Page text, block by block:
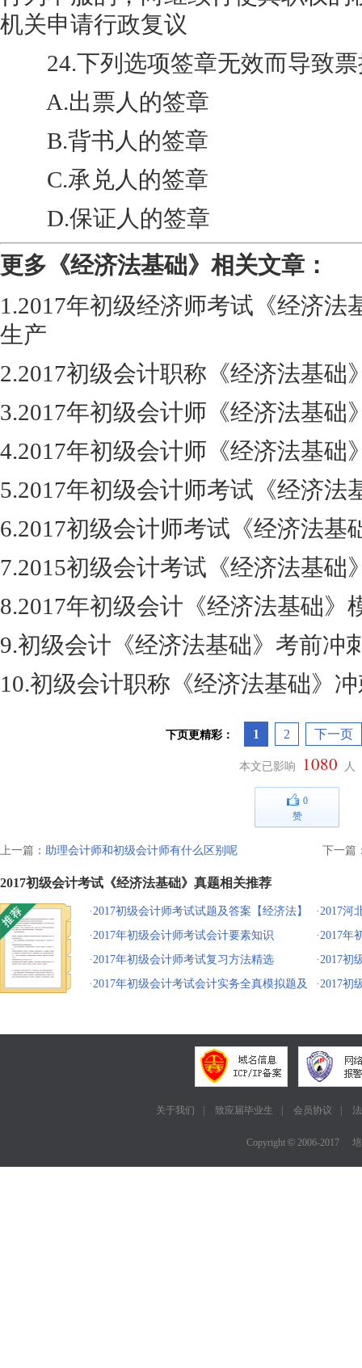
机关申请行政复议
24.下列选项签章无效而导致
A.出票人的签章
B.背书人的签章
C.承兑人的签章
D.保证人的签章
更多《经济法基础》相关文章：
1.2017年初级经济师考试《经济法
生产
2.2017初级会计职称《经济法基础
3.2017年初级会计师《经济法基础
4.2017年初级会计师《经济法基础
5.2017年初级会计师考试《经济法
6.2017初级会计师考试《经济法基
7.2015初级会计考试《经济法基础
8.2017年初级会计《经济法基础》
9.初级会计《经济法基础》考前冲
10.初级会计职称《经济法基础》
下页更精彩： 1 2 下一页
本文已影响 1080 人
0
赞
上一篇： 助理会计师和初级会计师有什么区别呢 下一篇
2017初级会计考试《经济法基础》真题相关推荐
·2017初级会计师考试试题及答案【经济法】 ·2017河
·2017年初级会计师考试会计要素知识 ·2017年
大纲
·2017年初级会计师考试复习方法精选 ·2017初
·2017年初级会计考试会计实务全真模拟题及
·2017初
关于我们 致应届毕业生 会员协议
Copyright ©2006-2017